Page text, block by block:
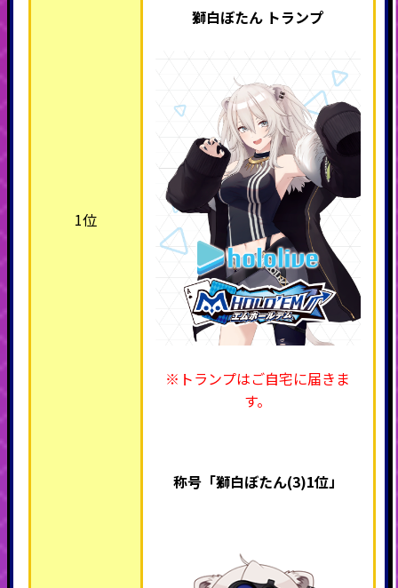
1位
獅白ぼたん トランプ
※トランプはご自宅に届きま
す。
称号「獅白ぼたん(3)1位」